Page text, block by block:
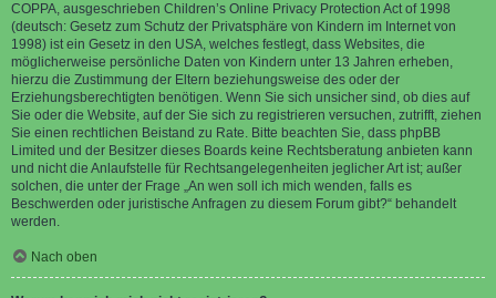
COPPA, ausgeschrieben Children’s Online Privacy Protection Act of 1998
(deutsch: Gesetz zum Schutz der Privatsphäre von Kindern im Internet von
1998) ist ein Gesetz in den USA, welches festlegt, dass Websites, die
möglicherweise persönliche Daten von Kindern unter 13 Jahren erheben,
hierzu die Zustimmung der Eltern beziehungsweise des oder der
Erziehungsberechtigten benötigen. Wenn Sie sich unsicher sind, ob dies auf
Sie oder die Website, auf der Sie sich zu registrieren versuchen, zutrifft, ziehen
Sie einen rechtlichen Beistand zu Rate. Bitte beachten Sie, dass phpBB
Limited und der Besitzer dieses Boards keine Rechtsberatung anbieten kann
und nicht die Anlaufstelle für Rechtsangelegenheiten jeglicher Art ist; außer
solchen, die unter der Frage „An wen soll ich mich wenden, falls es
Beschwerden oder juristische Anfragen zu diesem Forum gibt?“ behandelt
werden.
Nach oben